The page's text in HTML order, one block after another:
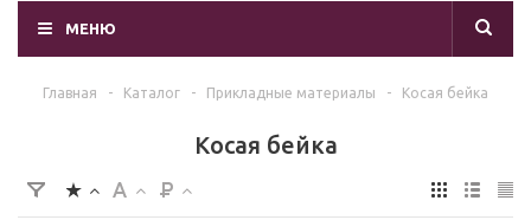
МЕНЮ
Главная - Каталог - Прикладные материалы - Косая бейка
Косая бейка